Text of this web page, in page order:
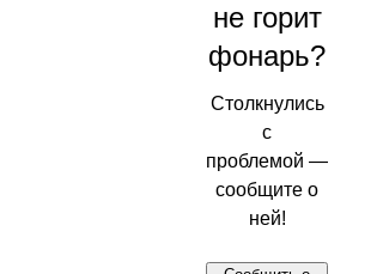
не горит
фонарь?
Столкнулись
с
проблемой —
сообщите о
ней!